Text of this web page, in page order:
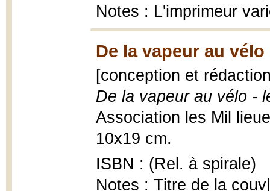
Notes : L'imprimeur
De la vapeur au vélo
[conception et
De la vapeur au vélo -
Association les Mil
10x19 cm.
ISBN : (Rel. à spirale)
Notes : Titre de la